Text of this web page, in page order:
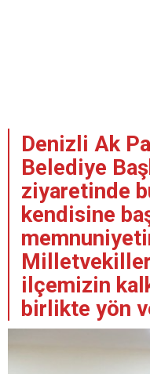
Denizli Ak
Belediye
ziyaretinde
kendisine
ilçemizin
birlikte yön